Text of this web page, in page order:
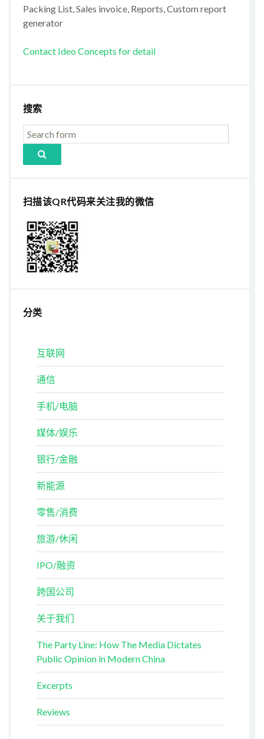
Packing List, Sales invoice, Reports, Custom report
generator
Contact Ideo Concepts for detail
搜索
扫描该QR代码来关注我的微信
分类
互联网
通信
手机/电脑
媒体/娱乐
银行/金融
新能源
零售/消费
旅游/休闲
IPO/融资
跨国公司
关于我们
The Party Line: How The Media Dictates
Public Opinion in Modern China
Excerpts
Reviews